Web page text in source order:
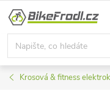
Přejít
obsah
Krosová & fitness